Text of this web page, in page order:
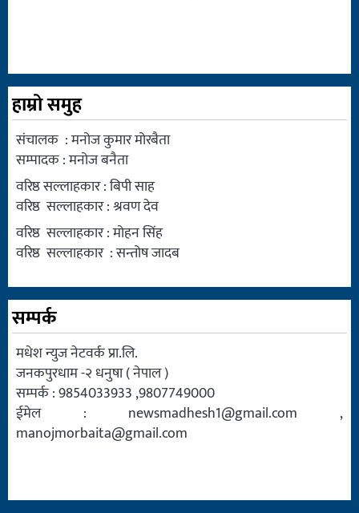
हाम्रो समुह
संचालक : मनोज कुमार मोरबैता
सम्पादक : मनोज बनैता
वरिष्ठ सल्लाहकार : बिपी साह
वरिष्ठ सल्लाहकार : श्रवण देव
वरिष्ठ सल्लाहकार : मोहन सिंह
वरिष्ठ सल्लाहकार : सन्तोष जादब
सम्पर्क
मधेश न्युज नेटवर्क प्रा.लि.
जनकपुरधाम -२ धनुषा ( नेपाल )
सम्पर्क : 9854033933 ,9807749000
ईमेल : newsmadhesh1@gmail.com ,
manojmorbaita@gmail.com